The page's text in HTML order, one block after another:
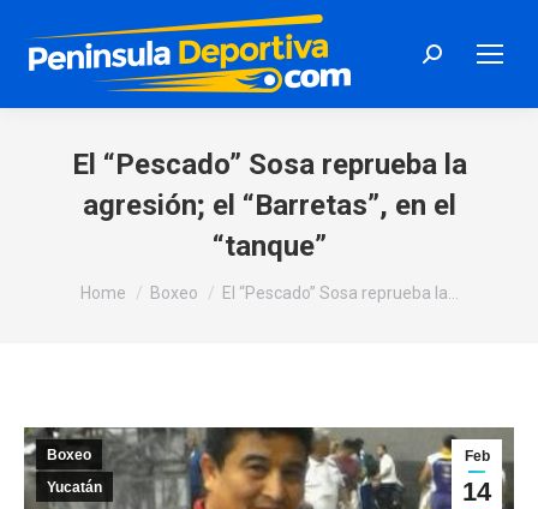
Search:
El “Pescado” Sosa reprueba la
agresión; el “Barretas”, en el
“tanque”
You are here:
Home Boxeo El “Pescado” Sosa reprueba la…
Feb
14
Boxeo
Yucatán